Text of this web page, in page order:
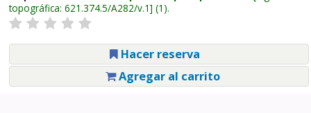
topográfica: 621.374.5/A282/v.1 (1).
Hacer reserva
Agregar al carrito